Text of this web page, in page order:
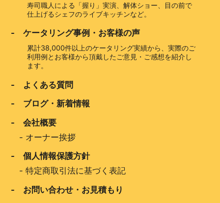
寿司職人による「握り」実演、解体ショー、目の前で
仕上げるシェフのライブキッチンなど。
- ケータリング事例・お客様の声
累計38,000件以上のケータリング実績から、実際のご
利用例とお客様から頂戴したご意見・ご感想を紹介し
ます。
- よくある質問
- ブログ・新着情報
- 会社概要
- オーナー挨拶
- 個人情報保護方針
-特定商取引法に基づく表記
- お問い合わせ・お見積もり